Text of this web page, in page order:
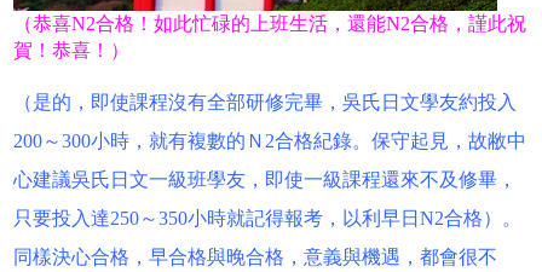
（恭喜N2合格！如此忙碌的上班生活，還能N2合格，謹此祝
賀！恭喜！）
（是的，即使課程沒有全部研修完畢，吳氏日文學友約投入
200～300小時，就有複數的Ｎ2合格紀錄。保守起見，故敝中
心建議吳氏日文一級班學友，即使一級課程還來不及修畢，
只要投入達250～350小時就記得報考，以利早日N2合格）。
同樣決心合格，早合格與晚合格，意義與機遇，都會很不